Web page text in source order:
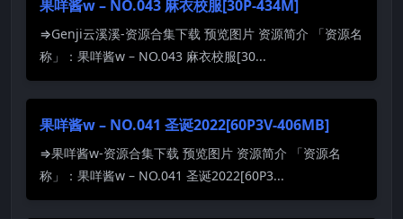
果咩酱w – NO.043 麻衣校服[30P-434M]
⇒Genji云溪溪-资源合集下载 预览图片 资源简介 「资源名
称」：果咩酱w – NO.043 麻衣校服[30...
果咩酱w – NO.041 圣诞2022[60P3V-406MB]
⇒果咩酱w-资源合集下载 预览图片 资源简介 「资源名
称」：果咩酱w – NO.041 圣诞2022[60P3...